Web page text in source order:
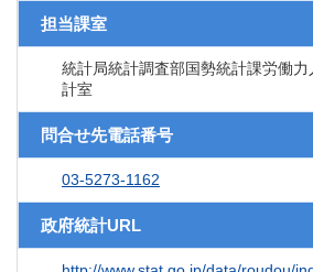
担当課室
統計局統計調査部国勢統計課労働力
計室
問合せ先電話番号
03-5273-1162
政府統計URL